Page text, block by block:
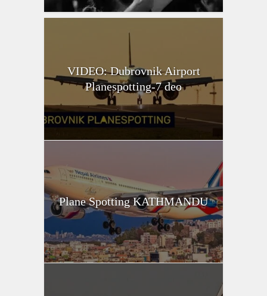
VIDEO: Dubrovnik Airport
Planespotting-7 deo
Plane Spotting KATHMANDU